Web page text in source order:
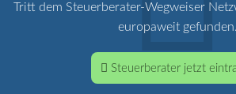
Tritt dem Steuerberater-Wegweiser
europaweit gefunden.
Steuerberater jetzt